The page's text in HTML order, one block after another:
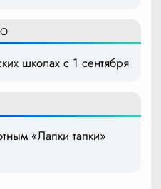
школах с 1 сентября
«Лапки тапки»